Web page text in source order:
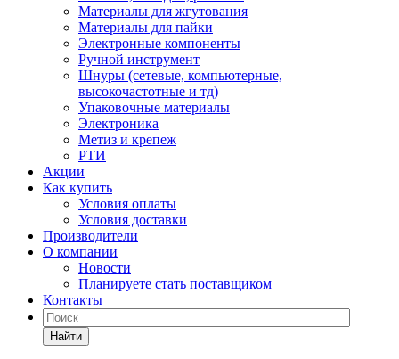
Материалы для жгутования
Материалы для пайки
Электронные компоненты
Ручной инструмент
Шнуры (сетевые, компьютерные,
высокочастотные и тд)
Упаковочные материалы
Электроника
Метиз и крепеж
РТИ
Акции
Как купить
Условия оплаты
Условия доставки
Производители
О компании
Новости
Планируете стать поставщиком
Контакты
Найти